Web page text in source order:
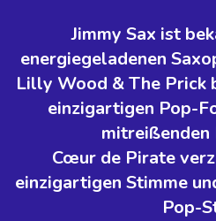
Jimmy Sax ist
energiegeladenen
Lilly Wood & The Prick
einzigartigen Pop-
mitreißenden
Cœur de Pirate
einzigartigen Stimme
Pop-